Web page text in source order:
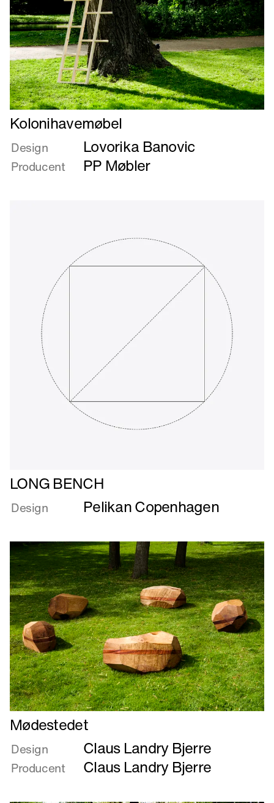
Læs
mere
om
Kolonihavemøbel
Kolonihavemøbel
Design Lovorika Banovic
Producent PP Møbler
Læs
mere
om
LONG BENCH
Design Pelikan Copenhagen
Læs
mere
om
Mødestedet
Mødestedet
Design Claus Landry Bjerre
Producent Claus Landry Bjerre